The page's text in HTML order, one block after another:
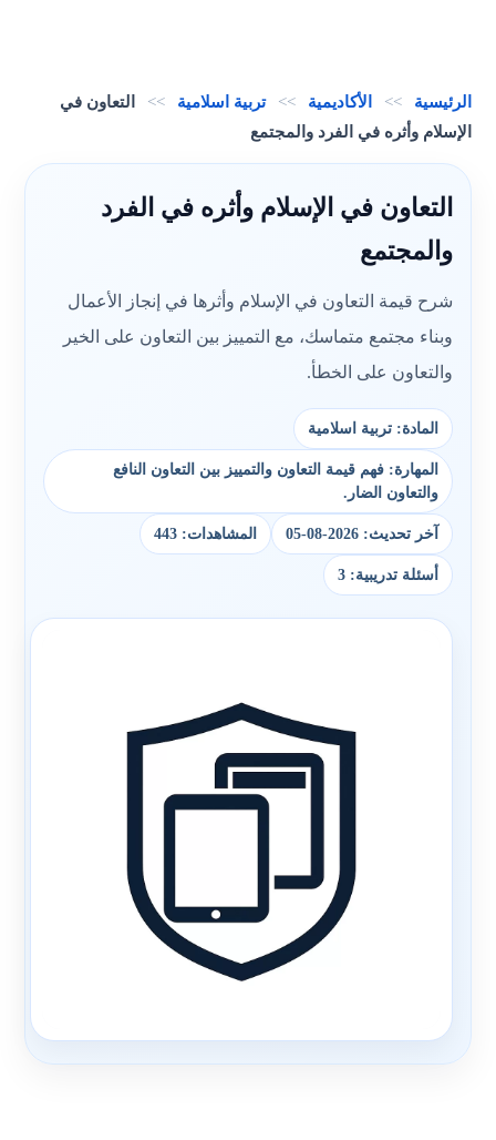
الرئيسية >> الأكاديمية >> تربية اسلامية >>
التعاون في
الإسلام وأثره في الفرد والمجتمع
التعاون في الإسلام وأثره في الفرد
والمجتمع
شرح قيمة التعاون في الإسلام وأثرها في إنجاز الأعمال
وبناء مجتمع متماسك، مع التمييز بين التعاون على الخير
والتعاون على الخطأ.
المادة: تربية اسلامية
المهارة: فهم قيمة التعاون والتمييز بين التعاون النافع
والتعاون الضار.
آخر تحديث: 2026-08-05 المشاهدات: 443
أسئلة تدريبية: 3